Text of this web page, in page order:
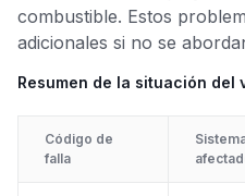
combustible. Estos
adicionales si no se
Resumen de la situación del
Código de
falla